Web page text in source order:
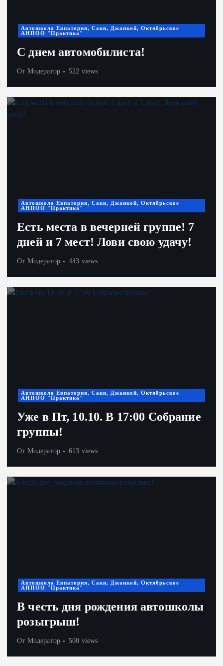
Автошкола Евпатория, Саки, Джанкой, Октябрьское
АНПОО "Практика"
С днем автомобилиста!
От Модератор 522 views
Автошкола Евпатория, Саки, Джанкой, Октябрьское
АНПОО "Практика"
Есть места в вечерней группе! 7
дней и 7 мест! Лови свою удачу!
От Модератор 443 views
Автошкола Евпатория, Саки, Джанкой, Октябрьское
АНПОО "Практика"
Уже в Пт, 10.10. В 17:00 Собрание
группы!
От Модератор 613 views
Автошкола Евпатория, Саки, Джанкой, Октябрьское
АНПОО "Практика"
В честь дня рождения автошколы
розыгрыш!
От Модератор 500 views